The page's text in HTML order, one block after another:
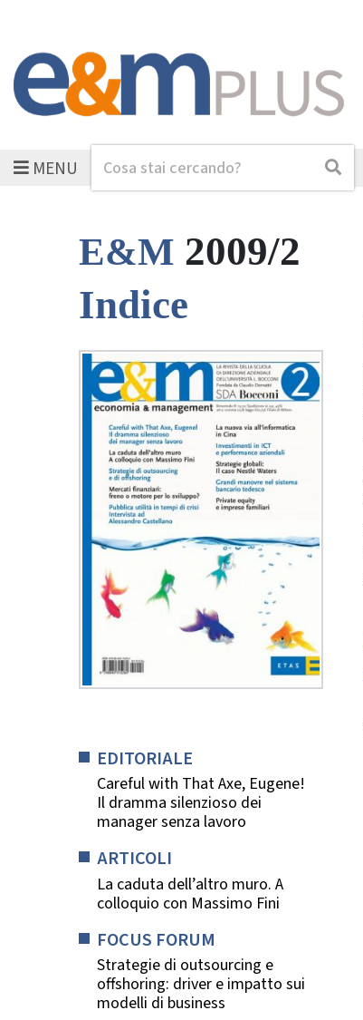
MENUCerca Cerca
E&M 2009/2
Indice
EDITORIALE
Careful with That Axe, Eugene!
Il dramma silenzioso dei
manager senza lavoro
ARTICOLI
La caduta dell’altro muro. A
colloquio con Massimo Fini
FOCUS FORUM
Strategie di outsourcing e
offshoring: driver e impatto sui
modelli di business